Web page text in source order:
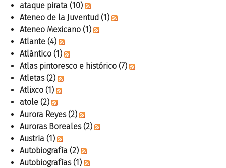
ataque pirata (10)
Ateneo de la Juventud (1)
Ateneo Mexicano (1)
Atlante (4)
Atlántico (1)
Atlas pintoresco e histórico (7)
Atletas (2)
Atlixco (1)
atole (2)
Aurora Reyes (2)
Auroras Boreales (2)
Austria (1)
Autobiografía (2)
Autobiografías (1)